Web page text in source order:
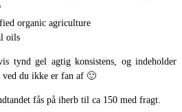
organic agriculture
oils
tynd gel agtig konsistens, og indeholder
du ikke er fan af 🙂
fås på iherb til ca 150 med fragt.